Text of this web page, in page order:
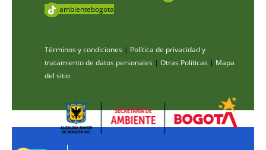
ambientebogota
Términos y condiciones | Política de privacidad y
tratamiento de datos personales | Otras Políticas | Mapa
del sitio